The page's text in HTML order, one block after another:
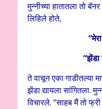
मुन्नीच्या हातातला तो
लिहिले होते,
“झेंडा
ते वाचून एका गाडीतल्या
झेंडा द्यायला सांगितला.
विचारले. “साहब मैं तो